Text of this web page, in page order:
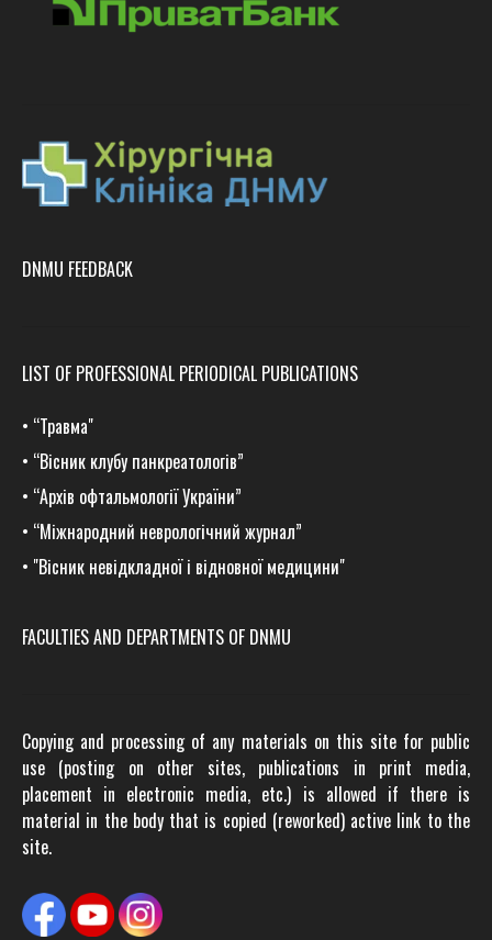
DNMU FEEDBACK
LIST OF PROFESSIONAL PERIODICAL PUBLICATIONS
• “Травма"
• “Вісник клубу панкреатологів”
• “Архів офтальмології України”
• “Міжнародний неврологічний журнал”
• "Вісник невідкладної і відновної медицини"
FACULTIES AND DEPARTMENTS OF DNMU
Copying and processing of any materials on this site for public
use (posting on other sites, publications in print media,
placement in electronic media, etc.) is allowed if there is
material in the body that is copied (reworked) active link to the
site.